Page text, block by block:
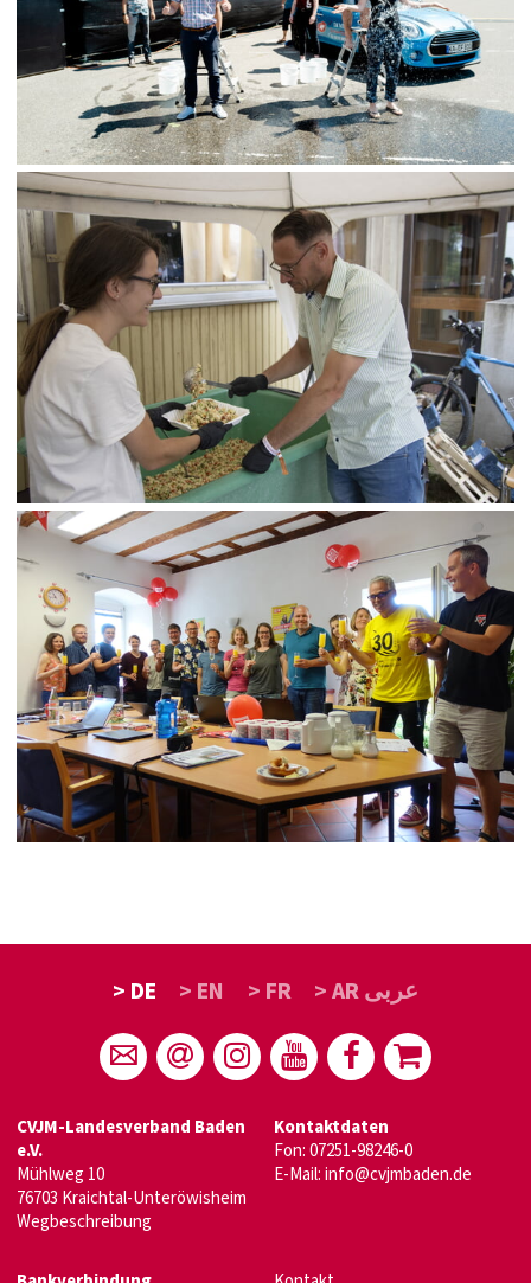
> DE > EN > FR > AR عربى
CVJM-Landesverband Baden
e.V.
Mühlweg 10
76703 Kraichtal-Unteröwisheim
Wegbeschreibung
Kontaktdaten
Fon: 07251-98246-0
E-Mail:info@cvjmbaden.de